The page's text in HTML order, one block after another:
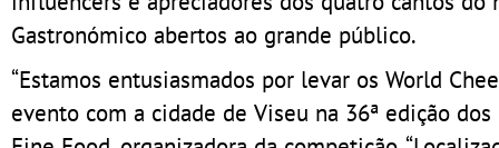
Gastronómico abertos ao grande público.
“Estamos entusiasmados por levar os World
evento com a cidade de Viseu na 36ª edição